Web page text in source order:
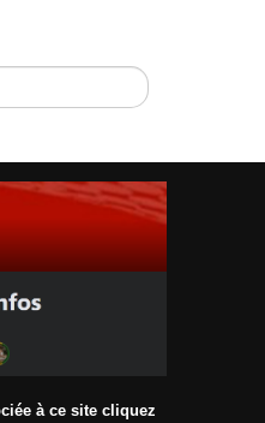
à ce site cliquez